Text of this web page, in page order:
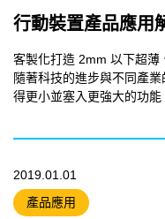
行動裝置產品應用
客製化打造 2mm 以下超薄
隨著科技的進步與不同產
得更小並塞入更強大的功
2019.01.01
產品應用